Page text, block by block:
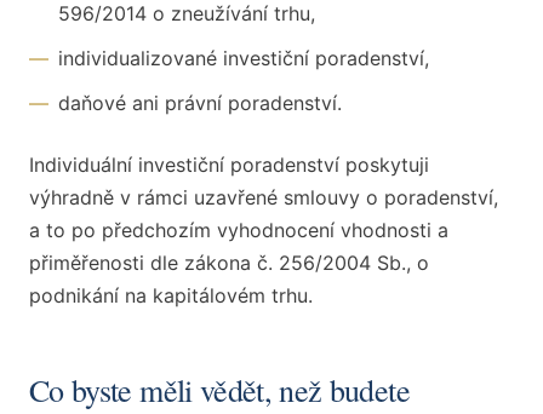
596/2014 o zneužívání trhu,
— individualizované investiční poradenství,
— daňové ani právní poradenství.
Individuální investiční poradenství poskytuji
výhradně v rámci uzavřené smlouvy o poradenství,
a to po předchozím vyhodnocení vhodnosti a
přiměřenosti dle zákona č. 256/2004 Sb., o
podnikání na kapitálovém trhu.
Co byste měli vědět, než budete